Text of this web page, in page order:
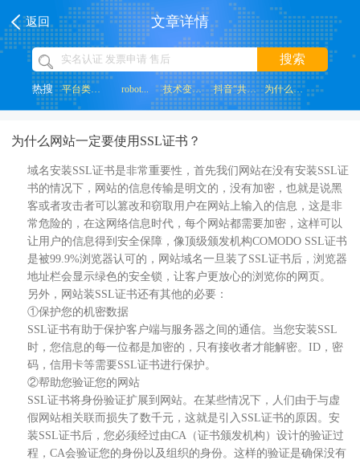
返回 文章详情
搜索
热搜 平台类网站... robot... 技术变革带... 抖音“共创... 为什么网页...
为什么网站一定要使用SSL证书？
域名安装SSL证书是非常重要性，首先我们网站在没有安装SSL证
书的情况下，网站的信息传输是明文的，没有加密，也就是说黑
客或者攻击者可以篡改和窃取用户在网站上输入的信息，这是非
常危险的，在这网络信息时代，每个网站都需要加密，这样可以
让用户的信息得到安全保障，像顶级颁发机构COMODO SSL证书
是被99.9%浏览器认可的，网站域名一旦装了SSL证书后，浏览器
地址栏会显示绿色的安全锁，让客户更放心的浏览你的网页。
另外，网站装SSL证书还有其他的必要：
①保护您的机密数据
SSL证书有助于保护客户端与服务器之间的通信。当您安装SSL
时，您信息的每一位都是加密的，只有接收者才能解密。ID，密
码，信用卡等需要SSL证书进行保护。
②帮助您验证您的网站
SSL证书将身份验证扩展到网站。在某些情况下，人们由于与虚
假网站相关联而损失了数千元，这就是引入SSL证书的原因。安
装SSL证书后，您必须经过由CA（证书颁发机构）设计的验证过
程，CA会验证您的身份以及组织的身份。这样的验证是确保没有